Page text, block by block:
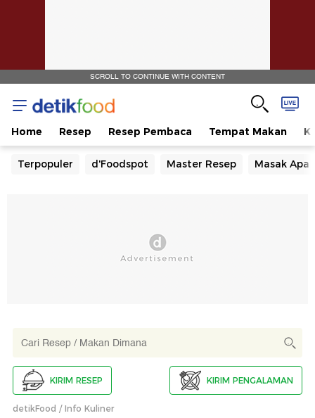
SCROLL TO CONTINUE WITH CONTENT
Home Resep Resep Pembaca Tempat Makan
Terpopuler d'Foodspot Master Resep Masak Apa
KIRIM RESEP KIRIM PENGALAMAN
detikFood Info Kuliner